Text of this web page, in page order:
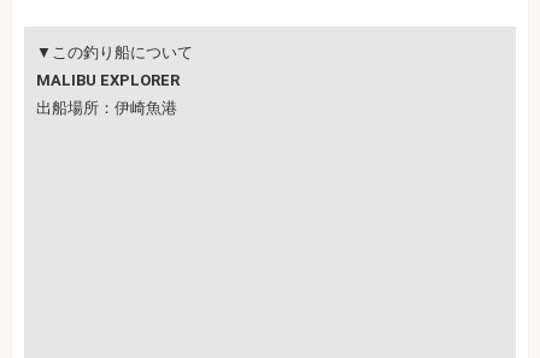
▼この釣り船について
MALIBU EXPLORER
出船場所：伊崎魚港